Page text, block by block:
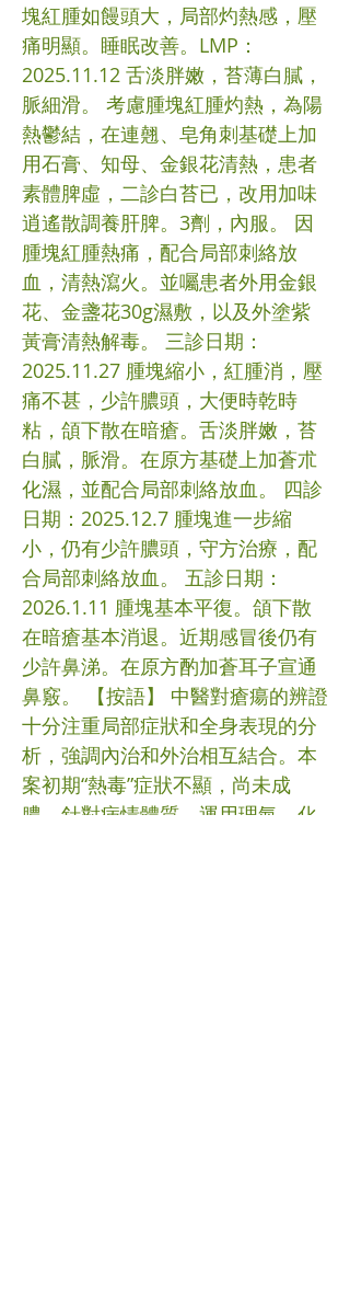
塊紅腫如饅頭大，局部灼熱感，壓
痛明顯。睡眠改善。LMP：
2025.11.12 舌淡胖嫩，苔薄白膩，
脈細滑。 考慮腫塊紅腫灼熱，為陽
熱鬱結，在連翹、皂角刺基礎上加
用石膏、知母、金銀花清熱，患者
素體脾虛，二診白苔已，改用加味
逍遙散調養肝脾。3劑，內服。 因
腫塊紅腫熱痛，配合局部刺絡放
血，清熱瀉火。並囑患者外用金銀
花、金盞花30g濕敷，以及外塗紫
黃膏清熱解毒。 三診日期：
2025.11.27 腫塊縮小，紅腫消，壓
痛不甚，少許膿頭，大便時乾時
粘，頜下散在暗瘡。舌淡胖嫩，苔
白膩，脈滑。在原方基礎上加蒼朮
化濕，並配合局部刺絡放血。 四診
日期：2025.12.7 腫塊進一步縮
小，仍有少許膿頭，守方治療，配
合局部刺絡放血。 五診日期：
2026.1.11 腫塊基本平復。頜下散
在暗瘡基本消退。近期感冒後仍有
少許鼻涕。在原方酌加蒼耳子宣通
鼻竅。 【按語】 中醫對瘡瘍的辨證
十分注重局部症狀和全身表現的分
析，強調內治和外治相互結合。本
案初期“熱毒”症狀不顯，尚未成
膿，針對病情體質，運用理氣、化